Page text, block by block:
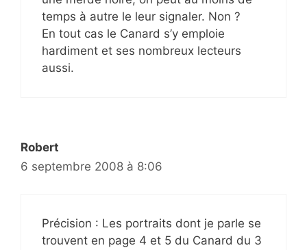
temps à autre le leur signaler. Non ?
En tout cas le Canard s’y emploie
hardiment et ses nombreux lecteurs
aussi.
Robert
6 septembre 2008 à 8:06
Précision : Les portraits dont je parle se
trouvent en page 4 et 5 du Canard du 3